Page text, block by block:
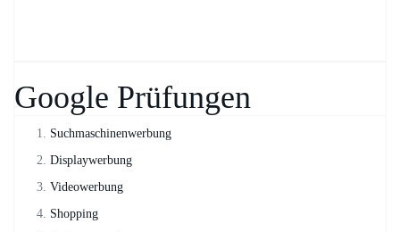
Google Prüfungen
Suchmaschinenwerbung
Displaywerbung
Videowerbung
Shopping